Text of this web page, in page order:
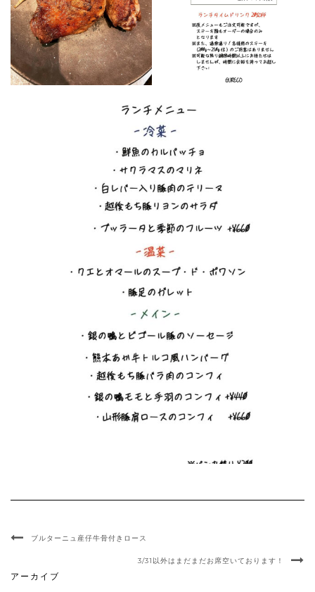
ブルターニュ産仔牛骨付きロース
3/31以外はまだまだお席空いております！
アーカイブ